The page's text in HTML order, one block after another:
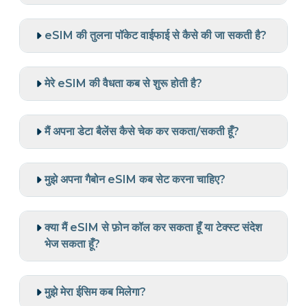
eSIM की तुलना पॉकेट वाईफाई से कैसे की जा सकती है?
मेरे eSIM की वैधता कब से शुरू होती है?
मैं अपना डेटा बैलेंस कैसे चेक कर सकता/सकती हूँ?
मुझे अपना गैबोन eSIM कब सेट करना चाहिए?
क्या मैं eSIM से फ़ोन कॉल कर सकता हूँ या टेक्स्ट संदेश
भेज सकता हूँ?
मुझे मेरा ईसिम कब मिलेगा?